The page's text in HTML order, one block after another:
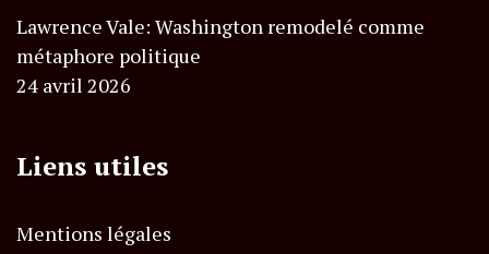
Lawrence Vale: Washington remodelé comme
métaphore politique
24 avril 2026
Liens utiles
Mentions légales